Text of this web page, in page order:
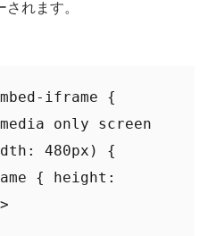
れます。
iframe {
only screen
480px) {
{ height: